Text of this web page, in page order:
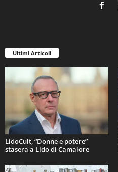
Ultimi Articoli
LidoCult, “Donne e potere”
stasera a Lido di Camaiore